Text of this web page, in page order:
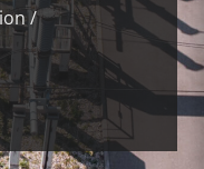
/